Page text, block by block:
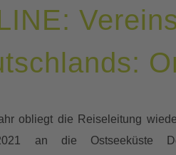
obliegt die Reiseleitung
an die Ostseeküste